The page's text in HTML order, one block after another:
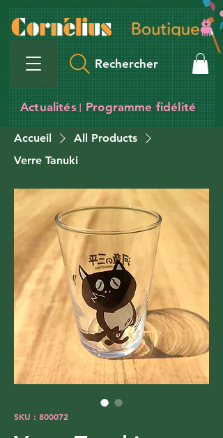
Rechercher
Programme fidélité
Actualités I
Accueil
All Products
Verre Tanuki
SKU : 800072